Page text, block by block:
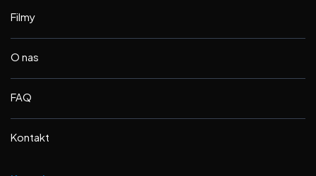
Filmy
O nas
FAQ
Kontakt